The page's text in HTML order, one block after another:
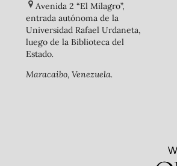
Avenida 2 “El Milagro”,
entrada autónoma de la
Universidad Rafael Urdaneta,
luego de la Biblioteca del
Estado.
Maracaibo, Venezuela.